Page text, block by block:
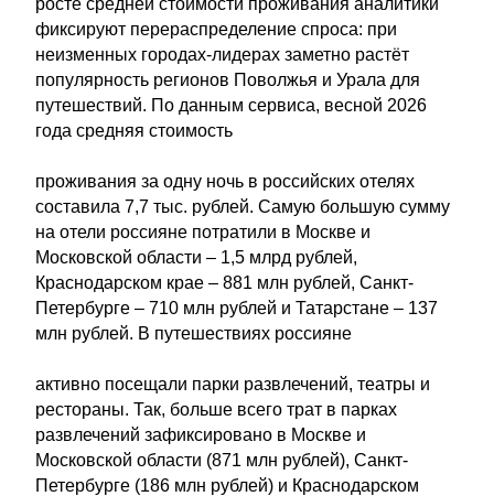
росте средней стоимости проживания аналитики
фиксируют перераспределение спроса: при
неизменных городах-лидерах заметно растёт
популярность регионов Поволжья и Урала для
путешествий. По данным сервиса, весной 2026
года средняя стоимость
проживания за одну ночь в российских отелях
составила 7,7 тыс. рублей. Самую большую сумму
на отели россияне потратили в Москве и
Московской области – 1,5 млрд рублей,
Краснодарском крае – 881 млн рублей, Санкт-
Петербурге – 710 млн рублей и Татарстане – 137
млн рублей. В путешествиях россияне
активно посещали парки развлечений, театры и
рестораны. Так, больше всего трат в парках
развлечений зафиксировано в Москве и
Московской области (871 млн рублей), Санкт-
Петербурге (186 млн рублей) и Краснодарском